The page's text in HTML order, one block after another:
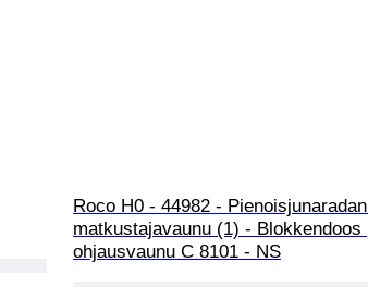
Roco H0 - 44982 - Pienoisjunaradan
matkustajavaunu (1) - Blokkendoos
ohjausvaunu C 8101 - NS